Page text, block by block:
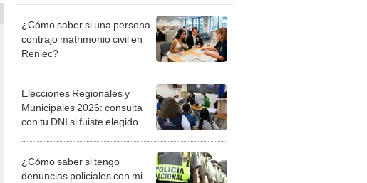
¿Cómo saber si una persona
contrajo matrimonio civil en
Reniec?
Elecciones Regionales y
Municipales 2026: consulta
con tu DNI si fuiste elegido
la ONPE
¿Cómo saber si tengo
denuncias policiales con mi